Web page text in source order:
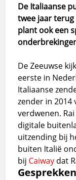
De Italiaanse
twee jaar terug
plant ook een
De Zeeuwse
eerste in
Italiaanse
zender in 2014
verdwenen.
digitale
uitzending bij
buiten Italië
bij Caiway dat